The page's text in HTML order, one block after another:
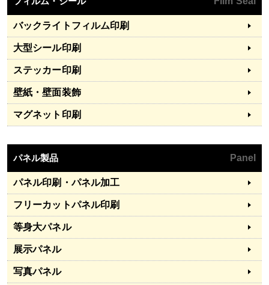
バックライトフィルム印刷
大型シール印刷
ステッカー印刷
壁紙・壁面装飾
マグネット印刷
パネル製品 Panel
パネル印刷・パネル加工
フリーカットパネル印刷
等身大パネル
展示パネル
写真パネル